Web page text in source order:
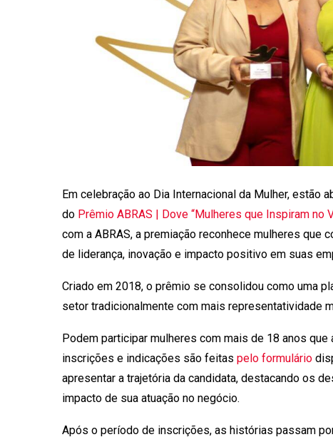
Em celebração ao Dia Internacional da Mulher, estão
do Prêmio ABRAS | Dove “Mulheres que Inspiram no
com a ABRAS, a premiação reconhece mulheres
de liderança, inovação e impacto positivo em suas
Criado em 2018, o prêmio se consolidou como uma
setor tradicionalmente com mais representatividade
Podem participar mulheres com mais de 18 anos
inscrições e indicações são feitas pelo formulário
apresentar a trajetória da candidata, destacando os
impacto de sua atuação no negócio.
Após o período de inscrições, as histórias passam